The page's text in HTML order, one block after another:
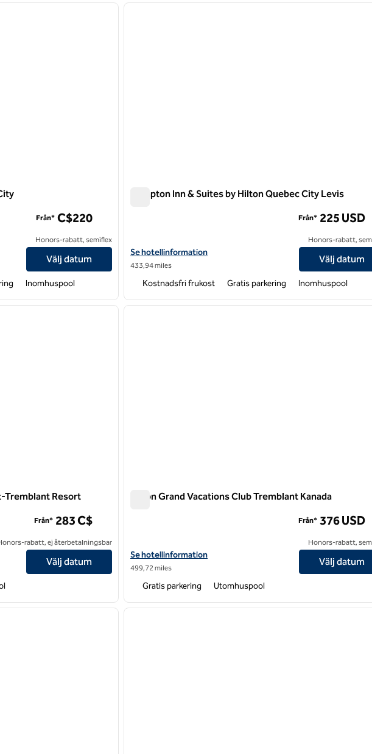
nästa bild
Hilton Quebec City
Från* C$220
Honors-rabatt, semiflex
Välj datum
Inomhuspool
1 av 12
Hampton Inn & Suites by Hilton Quebec City Levis
Visa hotelluppgifter för Hampton Inn & Suites by Hilton Quebec
Se hotellinformation
433,94 miles
Från* 225 USD
Honors-rabatt,
Välj datum
Kostnadsfri frukost Gratis parkering Inomhuspool
nästa bild
Tremblant Resort
by Hilton Mont-Tremblant Resort
Från* 283 C$
rabatt, ej återbetalningsbar
Välj datum
1 av 12
Hilton Grand Vacations Club Tremblant Kanada
Visa hotelluppgifter för Hilton Grand Vacations Club Tremblant
Se hotellinformation
499,72 miles
Från* 376 USD
Honors-rabatt,
Välj datum
Gratis parkering Utomhuspool
nästa bild1 av 12